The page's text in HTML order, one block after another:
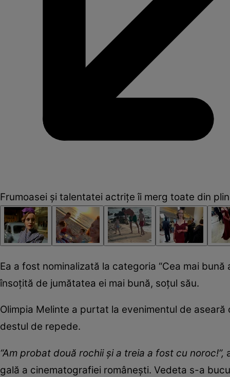
Frumoasei și talentatei actrițe îi merg toate din plin
Ea a fost nominalizată la categoria “Cea mai
însoțită de jumătatea ei mai bună, soțul său.
Olimpia Melinte a purtat la evenimentul de
destul de repede.
“Am probat două rochii și a treia a fost cu noroc!”,
gală a cinematografiei românești. Vedeta s-a